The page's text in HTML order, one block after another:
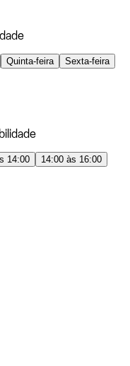
Quinta-feira
Sexta-feira
14:00
14:00 às 16:00